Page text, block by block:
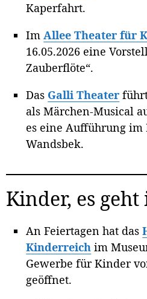
Kaperfahrt.
ImAllee Theater für
16.05.2026 eine
Zauberflöte“.
Das Galli Theater
als Märchen-Musical
es eine Aufführung im
Wandsbek.
Kinder, es
An Feiertagen hat das
Kinderreich im
Gewerbe für Kinder
geöffnet.